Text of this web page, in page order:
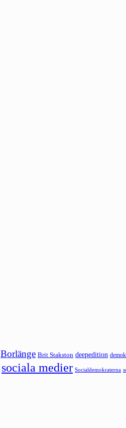
Borlänge Brit Stakston deepedition
sociala medier Socialdemokraterna